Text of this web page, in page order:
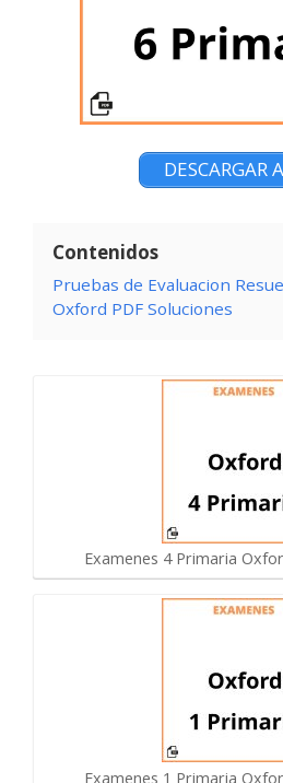
DESCARGAR
Contenidos
Pruebas de Evaluacion
Oxford PDF Soluciones
Examenes 4 Primaria
Examenes 1 Primaria